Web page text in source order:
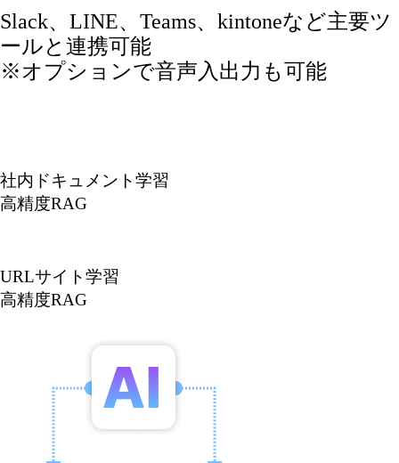
Slack、LINE、Teams、kintoneなど主要ツ
ールと連携可能
※オプションで音声入出力も可能
社内ドキュメント学習
高精度RAG
URLサイト学習
高精度RAG